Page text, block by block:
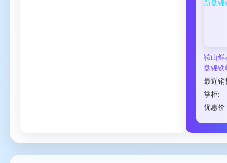
鞍山鲜
盘锦铁
最近销
掌柜:
优惠